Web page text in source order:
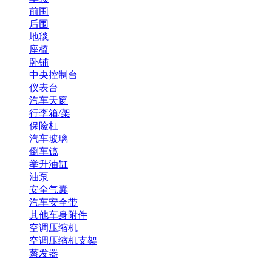
前围
后围
地毯
座椅
卧铺
中央控制台
仪表台
汽车天窗
行李箱/架
保险杠
汽车玻璃
倒车镜
举升油缸
油泵
安全气囊
汽车安全带
其他车身附件
空调压缩机
空调压缩机支架
蒸发器